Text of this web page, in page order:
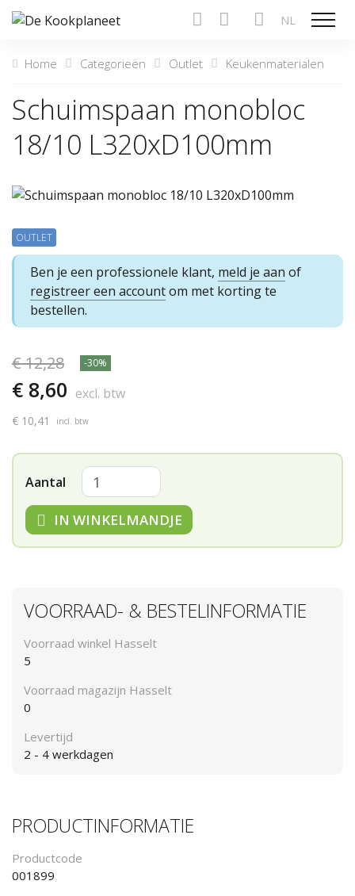
NL Toon
Home Categorieën Outlet Keukenmaterialen
Schuimspaan monobloc
18/10 L320xD100mm
OUTLET
Ben je een professionele klant, meld je aan of
registreer een accountom met korting te
bestellen.
€ 12,28 -30%
€ 8,60 excl. btw
€ 10,41 incl. btw
Aantal
IN WINKELMANDJE
VOORRAAD- & BESTELINFORMATIE
Voorraad winkel Hasselt
5
Voorraad magazijn Hasselt
0
Levertijd
2 - 4 werkdagen
PRODUCTINFORMATIE
Productcode
001899